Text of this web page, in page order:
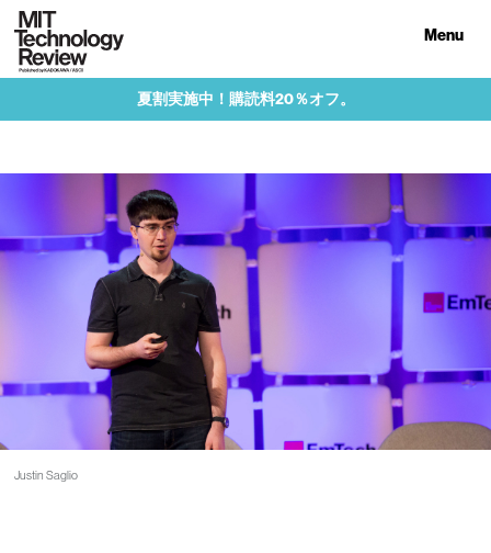
Menu
夏割実施中！購読料20％オフ。
Justin Saglio